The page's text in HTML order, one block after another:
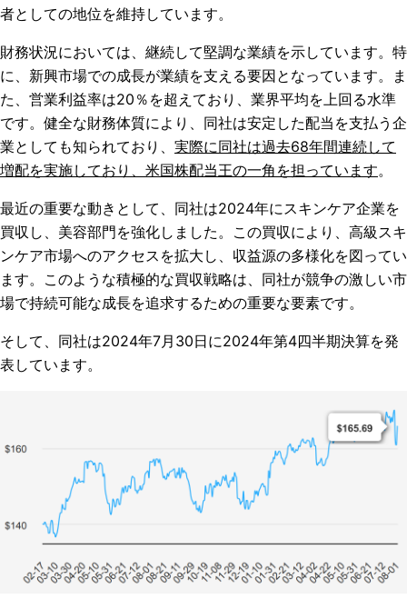
者としての地位を維持しています。
財務状況においては、継続して堅調な業績を示しています。特
に、新興市場での成長が業績を支える要因となっています。ま
た、営業利益率は20％を超えており、業界平均を上回る水準
です。健全な財務体質により、同社は安定した配当を支払う企
業としても知られており、 実際に同社は過去68年間連続して
増配を実施しており、米国株配当王の一角を担っています。
最近の重要な動きとして、同社は2024年にスキンケア企業を
買収し、美容部門を強化しました。この買収により、高級スキ
ンケア市場へのアクセスを拡大し、収益源の多様化を図ってい
ます。このような積極的な買収戦略は、同社が競争の激しい市
場で持続可能な成長を追求するための重要な要素です。
そして、同社は2024年7月30日に2024年第4四半期決算を発
表しています。